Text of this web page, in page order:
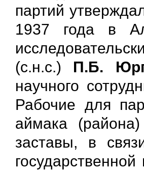
партий
1937 года в
(с.н.с.) П.Б.
научного
Рабочие для
аймака
заставы, в